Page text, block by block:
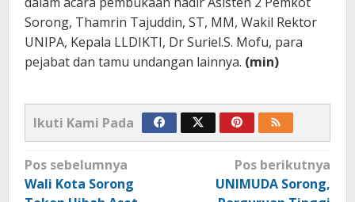
Sorong, Thamrin Tajuddin, ST, MM, Wakil Rektor
UNIPA, Kepala LLDIKTI, Dr Suriel.S. Mofu, para
pejabat dan tamu undangan lainnya. (min)
Ikuti Kami Pada
Navigasi
pos
Pos sebelumnya
Wali Kota Sorong
Pos berikutnya
UNIMUDA Sorong,